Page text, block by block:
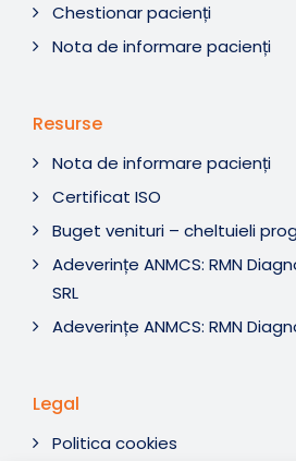
Chestionar pacienți
Nota de informare pacienți
Resurse
Nota de informare pacienți
Certificat ISO
Buget venituri – cheltuieli
Adeverințe ANMCS: RMN
SRL
Adeverințe ANMCS: RMN
Legal
Politica cookies